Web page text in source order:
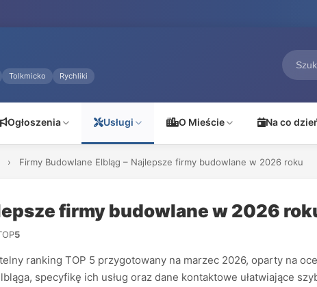
Tolkmicko Rychliki
Ogłoszenia Usługi O Mieście Na co
› Firmy Budowlane Elbląg – Najlepsze firmy budowlane w 2026 roku
firmy budowlane w 2026
5
ranking TOP 5 przygotowany na marzec 2026, oparty na
specyfikę ich usług oraz dane kontaktowe ułatwiające